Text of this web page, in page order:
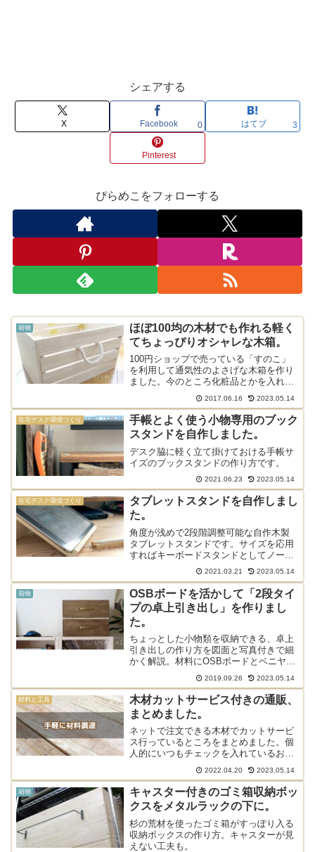
シェアする
X Facebook 0 はてブ 3
Pinterest
ぴらめこをフォローする
箱物
ほぼ100均の木材でも作れる軽く
てちょっぴりオシャレな木箱。
100円ショップで売っている「すのこ」
を利用して通気性のよさげな木箱を作り
ました。今のところ化粧品とかを入れて
使っていますけども底が抜け落ちたりは
していないので、おそらく2㎏くらいの
耐荷重があると思われる箱です。
2017.06.16 2023.05.14
在宅デスク環境づくり
手帳とよく使う小物専用のブック
スタンドを自作しました。
デスク脇に軽く立て掛けておける手帳サ
イズのブックスタンドの作り方です。
2021.06.23 2023.05.14
在宅デスク環境づくり
タブレットスタンドを自作しまし
た。
角度が浅めで2段階調整可能な自作木製
タブレットスタンドです。サイズを応用
すればキーボードスタンドとしてノート
パソコンでも使えるような形のタブレッ
トスタンドをDIYしました。
2021.03.21 2023.05.14
箱物
OSBボードを活かして「2段タイ
プの卓上引き出し」を作りまし
た。
ちょっとした小物類を収納できる、卓上
引き出しの作り方を図面と写真付きで細
かく解説。材料にOSBボードとベニヤ
板。安価なのに見た目もオシャレな引き
2019.09.26 2023.05.14
材料と工具
木材カットサービス付きの通販、
まとめました。
ネットで注文できる木材でカットサービ
ス行っているところをまとめました。個
人的にいつもチェックを入れているお店
2022.04.20 2023.05.14
箱物
キャスター付きのゴミ箱収納ボッ
クスをメタルラックの下に。
杉の荒材を使ったゴミ箱がすっぽり入る
収納ボックスの作り方。キャスターが見
えない工夫も。